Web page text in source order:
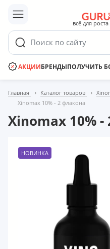
всё для
Поиск по сайту
АКЦИИБРЕНДЫПОЛУЧИТЬ
Главная Каталог товаров
Xinomax 10% - 2 флакона
Xinomax 10%
НОВИНКА